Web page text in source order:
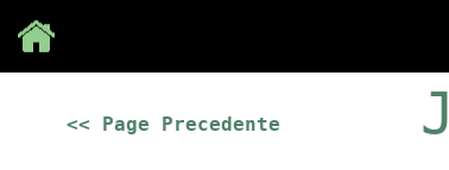
<< Page Precedente